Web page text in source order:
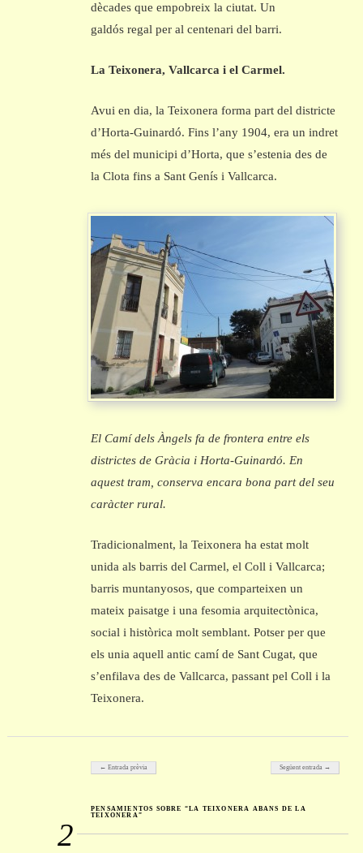
dècades que empobreix la ciutat. Un
galdós regal per al centenari del barri.
La Teixonera, Vallcarca i el Carmel.
Avui en dia, la Teixonera forma part del districte
d’Horta-Guinardó. Fins l’any 1904, era un indret
més del municipi d’Horta, que s’estenia des de
la Clota fins a Sant Genís i Vallcarca.
El Camí dels Àngels fa de frontera entre els
districtes de Gràcia i Horta-Guinardó. En
aquest tram, conserva encara bona part del seu
caràcter rural.
Tradicionalment, la Teixonera ha estat molt
unida als barris del Carmel, el Coll i Vallcarca;
barris muntanyosos, que comparteixen un
mateix paisatge i una fesomia arquitectònica,
social i històrica molt semblant. Potser per que
els unia aquell antic camí de Sant Cugat, que
s’enfilava des de Vallcarca, passant pel Coll i la
Teixonera.
Post navigation
← Entrada prèvia Següent entrada →
2
PENSAMIENTOS SOBRE “LA TEIXONERA ABANS DE LA
TEIXONERA”